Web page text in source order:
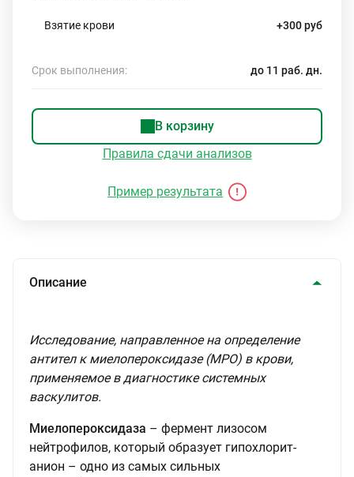
Взятие крови +300 руб
Срок выполнения: до 11 раб. дн.
В корзину
Правила сдачи анализов
Пример результата
Описание
Исследование, направленное на определение
антител к миелопероксидазе (MPO) в крови,
применяемое в диагностике системных
васкулитов.
Миелопероксидаза – фермент лизосом
нейтрофилов, который образует гипохлорит-
анион – одно из самых сильных